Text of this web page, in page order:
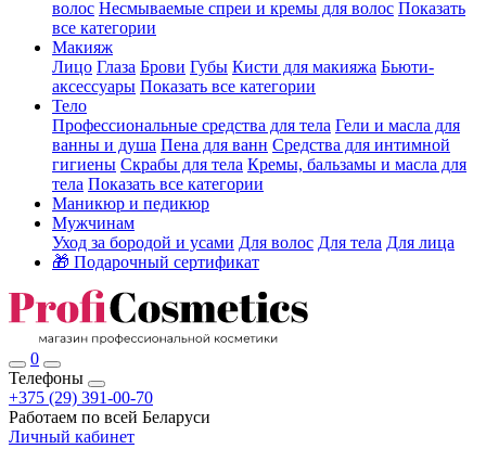
волос Несмываемые спреи и кремы для волос Показать
все категории
Макияж
Лицо Глаза Брови Губы Кисти для макияжа Бьюти-
аксессуары Показать все категории
Тело
Профессиональные средства для тела Гели и масла для
ванны и душа Пена для ванн Средства для интимной
гигиены Скрабы для тела Кремы, бальзамы и масла для
тела Показать все категории
Маникюр и педикюр
Мужчинам
Уход за бородой и усами Для волос Для тела Для лица
🎁 Подарочный сертификат
0
Телефоны
+375 (29) 391-00-70
Работаем по всей Беларуси
Личный кабинет